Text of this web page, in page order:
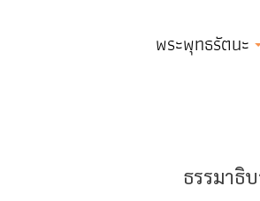
navigationพระพุทธรัตนะ
ธรรมาธิ